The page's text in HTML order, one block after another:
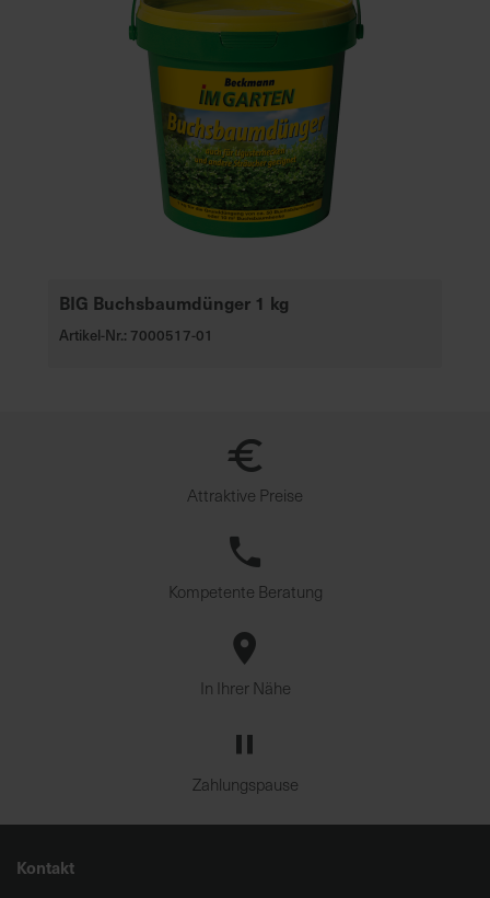
BIG Buchsbaumdünger 1 kg
Artikel-Nr.: 7000517-01
Attraktive Preise
Kompetente Beratung
In Ihrer Nähe
Zahlungspause
Kontakt